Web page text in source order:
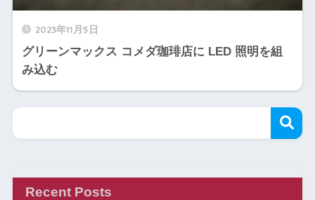
2023年11月5日
グリーンマックス コメダ珈琲店に LED 照明を組
み込む
Recent Posts